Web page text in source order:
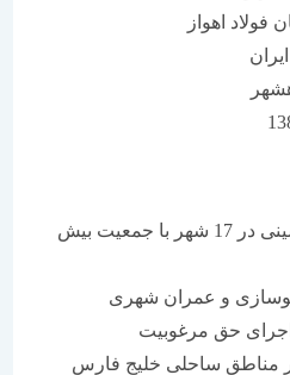
اهواز
بررسی علل حاشیه نشینی در 17 شهر با جمعیت بیش
و عمران شهری
حق مرغوبیت
ساحلی خلیج فارس